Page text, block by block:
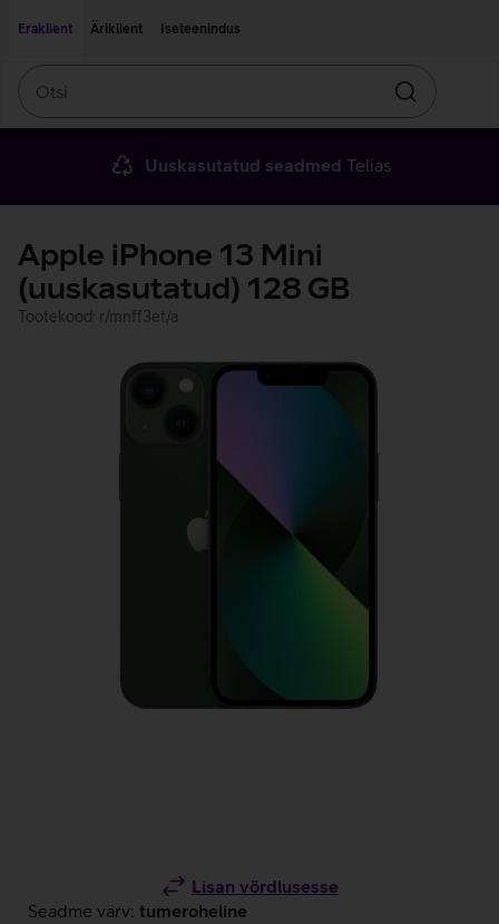
Eraklient
Äriklient Iseteenindus
Otsin
Uuskasutatud seadmed Telias
Apple iPhone 13 Mini
(uuskasutatud) 128 GB
Tootekood: r/mnff3et/a
Lisan võrdlusesse
Seadme värv: tumeroheline